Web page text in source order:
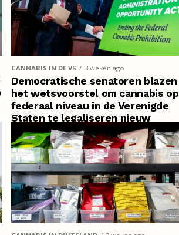
CANNABIS IN DE VS 3 weken ago
Democratische senatoren blazen
het wetsvoorstel om cannabis op
federaal niveau in de Verenigde
Staten te legaliseren nieuw
leven in